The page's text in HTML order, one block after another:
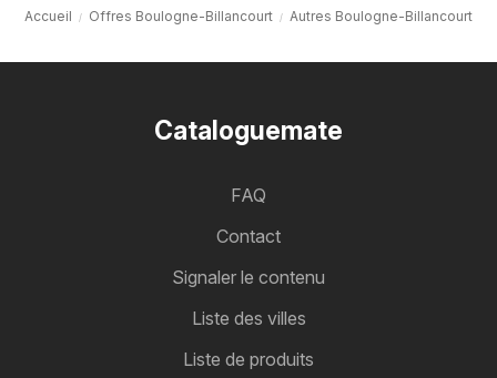
Accueil Offres Boulogne-Billancourt Autres Boulogne-Billancourt
Cataloguemate
FAQ
Contact
Signaler le contenu
Liste des villes
Liste de produits